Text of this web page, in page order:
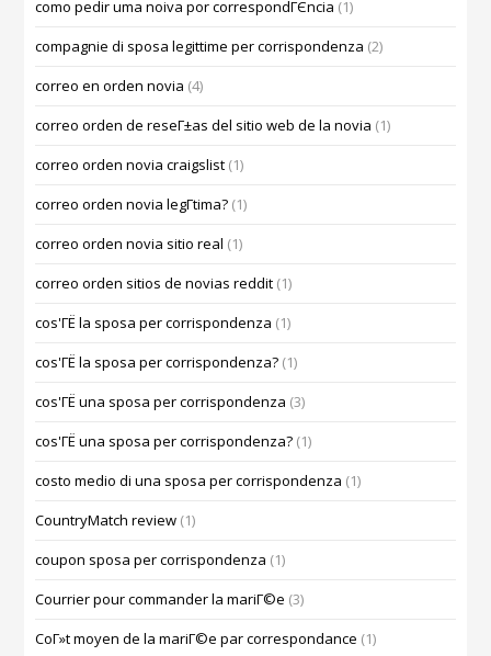
como pedir uma noiva por correspondГЄncia (1)
compagnie di sposa legittime per corrispondenza (2)
correo en orden novia (4)
correo orden de reseГ±as del sitio web de la novia (1)
correo orden novia craigslist (1)
correo orden novia legГ­tima? (1)
correo orden novia sitio real (1)
correo orden sitios de novias reddit (1)
cos'ГЁ la sposa per corrispondenza (1)
cos'ГЁ la sposa per corrispondenza? (1)
cos'ГЁ una sposa per corrispondenza (3)
cos'ГЁ una sposa per corrispondenza? (1)
costo medio di una sposa per corrispondenza (1)
CountryMatch review (1)
coupon sposa per corrispondenza (1)
Courrier pour commander la mariГ©e (3)
CoГ»t moyen de la mariГ©e par correspondance (1)